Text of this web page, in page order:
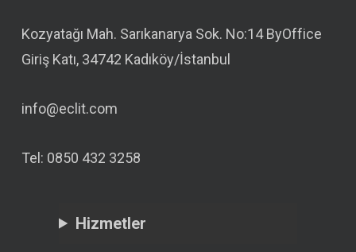
Kozyatağı Mah. Sarıkanarya Sok. No:14 ByOffice
Giriş Katı, 34742 Kadıköy/İstanbul
info@eclit.com
Tel: 0850 432 3258
Hizmetler